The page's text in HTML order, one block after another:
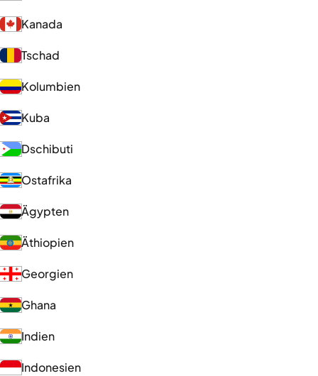
Kanada
Tschad
Kolumbien
Kuba
Dschibuti
Ostafrika
Ägypten
Äthiopien
Georgien
Ghana
Indien
Indonesien